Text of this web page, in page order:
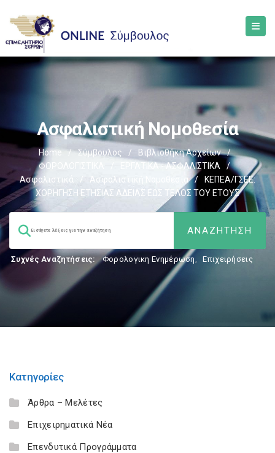
Ασφαλιστική Νομοθεσία
Home / Σύμβουλος / Βιβλιοθήκη Αρχείων
/
ΦΟΡΟΛΟΓΙΣΤΙΚΑ
ΕΡΓΑΤΙΚΑ - ΑΣΦΑΛΙΣΤΙΚΑ
/
Ασφαλιστικά
/ Ασφαλιστική Νομοθεσία /
ΚΕΠΕΑ/ΓΣΕΕ:
ΧΟΡΗΓΗΣΗ ΕΤΗΣΙΑΣ ΑΔΕΙΑΣ ΕΩΣ ΤΕΛΟΣ ΤΟΥ ΕΤΟΥΣ
Συχνές Αναζητήσεις: Φορολογικη Ενημέρωση, Επιχειρήσεις
Κατηγορίες
Άρθρα – Μελέτες
Επιχειρηματικά Νέα
Επενδυτικά Προγράμματα